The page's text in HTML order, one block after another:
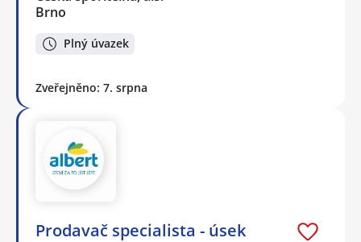
Brno
Plný úvazek
Zveřejněno: 7. srpna
Prodavač specialista - úsek